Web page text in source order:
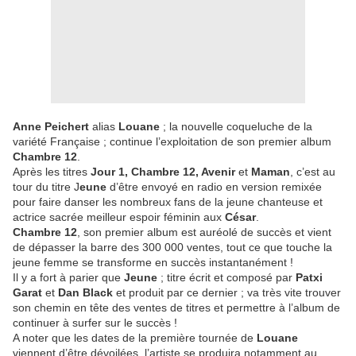
Anne Peichert alias Louane ; la nouvelle coqueluche de la
variété Française ; continue l’exploitation de son premier album
Chambre 12
Après les titres Jour 1, Chambre 12, Aveniret Maman , c’est au
tour du titre Jeune d’être envoyé en radio en version remixée
pour faire danser les nombreux fans de la jeune chanteuse et
actrice sacrée meilleur espoir féminin aux César.
Chambre 12 , son premier album est auréolé de succès et vient
de dépasser la barre des 300 000 ventes, tout ce que touche la
jeune femme se transforme en succès instantanément !
Il y a fort à parier que Jeune ; titre écrit et composé par Patxi
Garat et Dan Black et produit par ce dernier ; va très vite trouver
son chemin en tête des ventes de titres et permettre à l’album de
continuer à surfer sur le succès !
A noter que les dates de la première tournée de Louane
viennent d’être dévoilées, l’artiste se produira notamment au